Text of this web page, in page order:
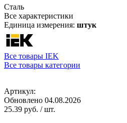
Сталь
Все характеристики
Единица измерения: штук
Все товары IEK
Все товары категории
Артикул:
Обновлено 04.08.2026
25.39 руб. / шт.